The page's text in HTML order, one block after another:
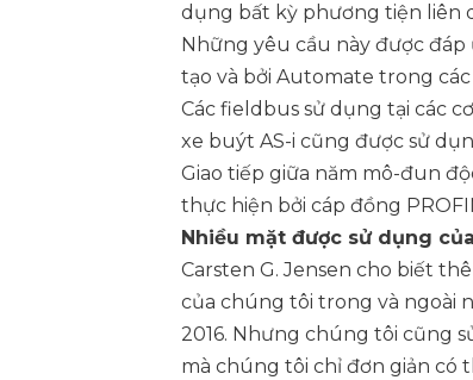
dụng bất kỳ phương tiện liên
Những yêu cầu này được đáp
tạo và bởi Automate trong
Các fieldbus sử dụng tại các
xe buýt AS-i cũng được sử
Giao tiếp giữa năm mô-đun
thực hiện bởi cáp đồng
Nhiều mặt được sử dụng
Carsten G. Jensen cho biết
của chúng tôi trong và ngoài
2016. Nhưng chúng tôi cũng
mà chúng tôi chỉ đơn giản có